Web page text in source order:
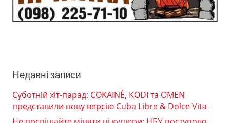
Недавні записи
Суботній хіт-парад: COKAINÉ, KODI та OMEN
представили нову версію Cuba Libre & Dolce Vita